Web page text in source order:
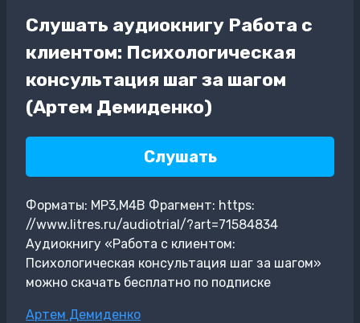
Слушать аудиокнигу Работа с
клиентом: Психологическая
консультация шаг за шагом
(Артем Демиденко)
Слушать
Форматы: MP3,M4B Фрагмент: https:
//www.litres.ru/audiotrial/?art=71584834
Аудиокнигу «Работа с клиентом:
Психологическая консультация шаг за шагом»
можно скачать бесплатно по подписке
Метки
Артем Демиденко